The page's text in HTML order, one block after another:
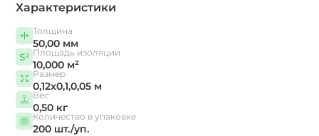
Характеристики
Толщина
50,00 мм
Площадь изоляции
10,000 м²
Размер
0,12x0,1,0,05 м
Вес
0,50 кг
Количество в упаковке
200 шт./уп.